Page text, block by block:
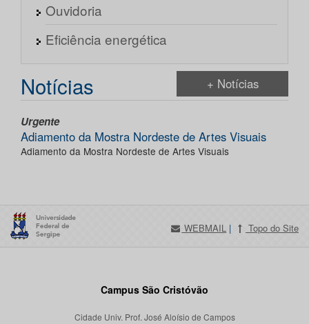
Ouvidoria
Eficiência energética
Notícias + Notícias
Urgente
Adiamento da Mostra Nordeste de Artes Visuais
Adiamento da Mostra Nordeste de Artes Visuais
WEBMAIL | Topo do Site
Campus São Cristóvão
Cidade Univ. Prof. José Aloísio de Campos